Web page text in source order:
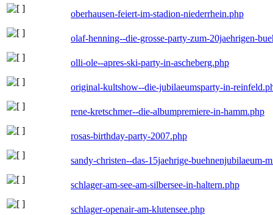
oberhausen-feiert-im-stadion-niederrhein.php
olaf-henning--die-grosse-party-zum-20jaehrigen-
olli-ole--apres-ski-party-in-ascheberg.php
original-kultshow--die-jubilaeumsparty-in-
rene-kretschmer--die-albumpremiere-in-hamm.php
rosas-birthday-party-2007.php
sandy-christen--das-15jaehrige-buehnenjubilaeum-
schlager-am-see-am-silbersee-in-haltern.php
schlager-openair-am-klutensee.php